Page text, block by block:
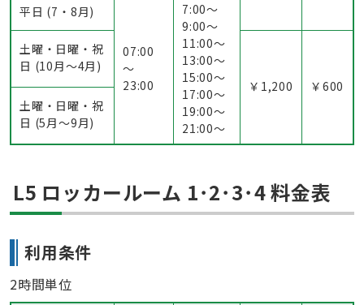
平日 (7・8月)
07:00
～
23:00
7:00〜
9:00〜
11:00〜
13:00〜
15:00〜
17:00〜
19:00〜
21:00〜
土曜・日曜・祝
日 (10月～4月)
￥1,200
￥600
土曜・日曜・祝
日 (5月〜9月)
L5 ロッカールーム 1･2･3･4 料金表
利用条件
2時間単位